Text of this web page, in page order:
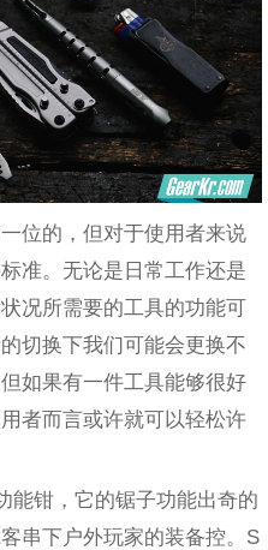
位的，但对于使用者来说
准。无论是日常工作还是
况所需要的工具的功能可
切换下我们可能会更换不
如果有一件工具能够很好
者而言或许就可以轻松许
能钳，它的锯子功能出奇的
串下户外玩家的装备控。S